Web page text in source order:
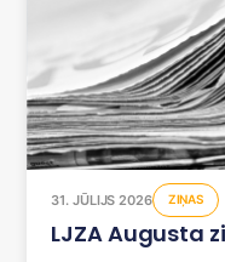
31. JŪLIJS 2026 ZIŅAS
LJZA Augusta